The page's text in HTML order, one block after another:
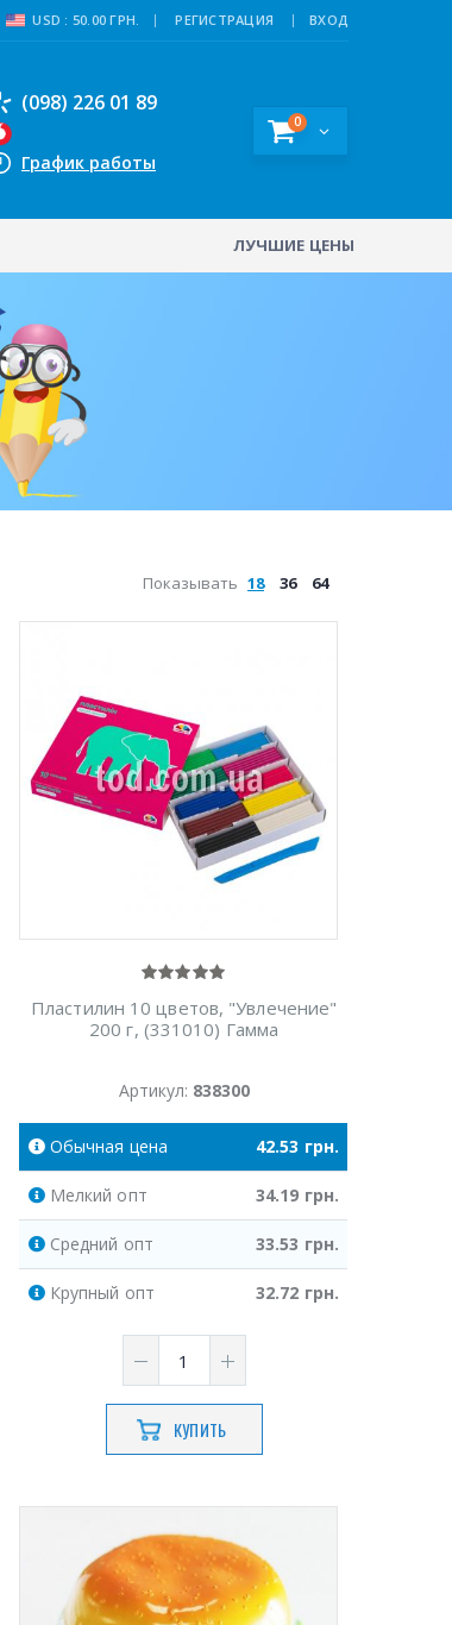
USD : 50.00 ГРН. РЕГИСТРАЦИЯ ВХОД
(098) 226 01 89
График работы
0
ЛУЧШИЕ ЦЕНЫ
Показывать 18 36 64
Пластилин 10 цветов, "Увлечение"
200 г, (331010) Гамма
Артикул: 838300
Обычная цена 42.53 грн.
Мелкий опт 34.19 грн.
Средний опт 33.53 грн.
Крупный опт 32.72 грн.
КУПИТЬ